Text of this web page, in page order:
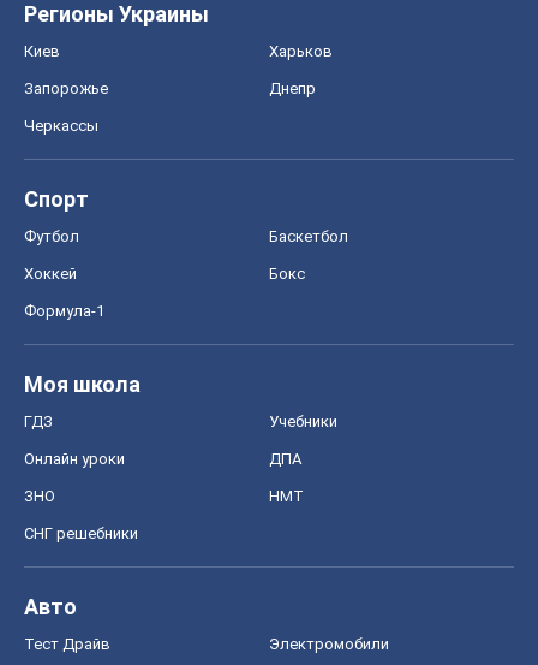
Регионы Украины
Киев Харьков
Запорожье Днепр
Черкассы
Спорт
Футбол Баскетбол
Хоккей Бокс
Формула-1
Моя школа
ГДЗ Учебники
Онлайн уроки ДПА
ЗНО НМТ
СНГ решебники
Авто
Тест Драйв Электромобили